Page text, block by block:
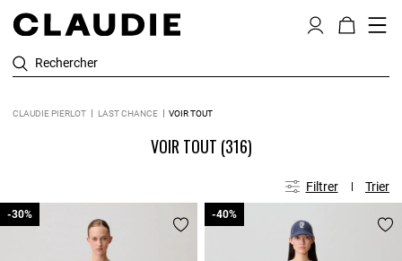
Rechercher
CLAUDIE PIERLOT LAST CHANCE VOIR TOUT
VOIR TOUT (316)
Filtrer Trier
-30%
-30% -40%
-40%